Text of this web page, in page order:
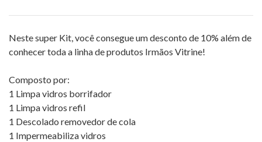
i
e
q
a
t
i
t
y
Neste super Kit, você consegue um desconto de 10% além de
conhecer toda a linha de produtos Irmãos Vitrine!
Composto por:
1 Limpa vidros borrifador
1 Limpa vidros refil
1 Descolado removedor de cola
1 Impermeabiliza vidros